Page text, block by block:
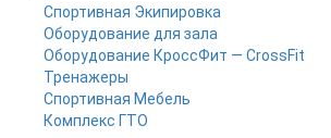
Спортивная Экипировка
Оборудование для зала
Оборудование КроссФит — CrossFit
Тренажеры
Спортивная Мебель
Комплекс ГТО